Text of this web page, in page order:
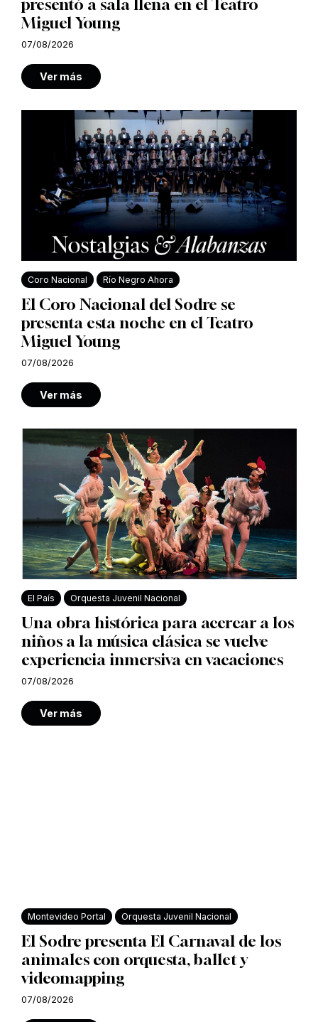
presentó a sala llena en el Teatro
Miguel Young
07/08/2026
Ver más
Coro Nacional Río Negro Ahora
El Coro Nacional del Sodre se
presenta esta noche en el Teatro
Miguel Young
07/08/2026
Ver más
El País Orquesta Juvenil Nacional
Una obra histórica para acercar a los
niños a la música clásica se vuelve
experiencia inmersiva en vacaciones
07/08/2026
Ver más
Montevideo Portal Orquesta Juvenil Nacional
El Sodre presenta El Carnaval de los
animales con orquesta, ballet y
videomapping
07/08/2026